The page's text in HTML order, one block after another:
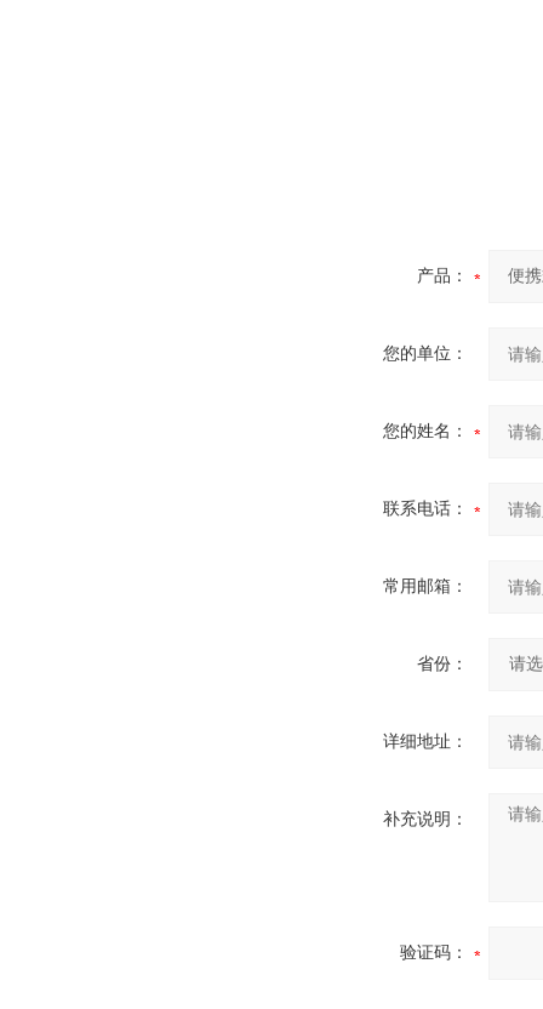
产品：
您的单位：
您的姓名：
联系电话：
常用邮箱：
省份：
详细地址：
补充说明：
验证码：